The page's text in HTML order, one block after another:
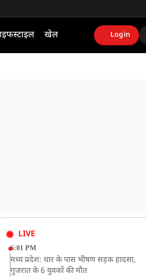
खेल Login
LIVE
6:01 PM
मध्य प्रदेश: धार के पास भीषण सड़क हादसा,
गुजरात के 6 युवकों की मौत